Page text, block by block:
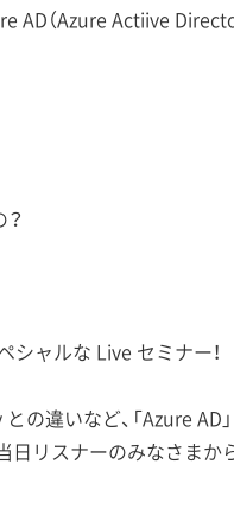
（Azure Actiive
ャルな Live セミナー！
の違いなど、「Azure
日リスナーのみなさま